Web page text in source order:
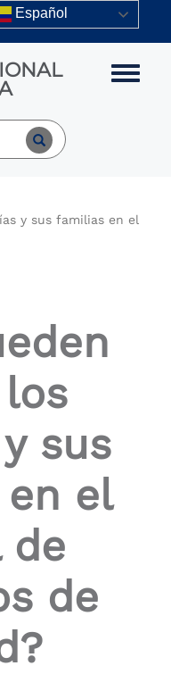
Español
Toggle
y sus familias en el
sus
el
de
de